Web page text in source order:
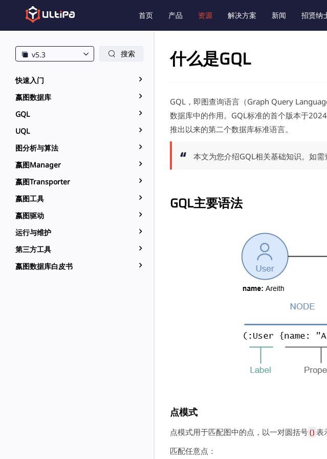
首页 产品 资源 解决方案 新闻 招贤纳
v5.3 搜索
快速入门
嬴图数据库
GQL
UQL
图分析与算法
嬴图Manager
嬴图Transporter
嬴图工具
嬴图驱动
运行与维护
第三方工具
嬴图数据库白皮书
什么是GQL
GQL，即图查询语言（Graph Query
数据库中的作用。GQL标准的首个版本于
推出以来的第二个数据库标准语言。
本文为您介绍GQL相关基础知识。如
GQL主要语法
点模式
点模式用于匹配图中的点，以一对圆括号() 表
匹配任意点：